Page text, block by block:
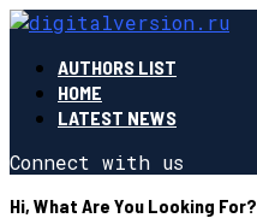
AUTHORS LIST
HOME
LATEST NEWS
Connect with us
Hi, What Are You Looking For?